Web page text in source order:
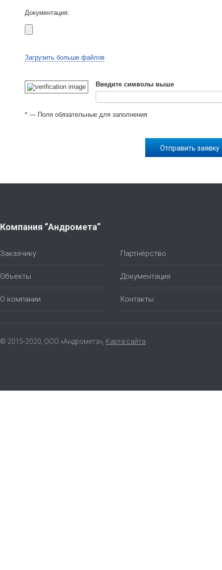
Документация:
Загрузить больше файлов
Введите символы выше
* — Поля обязательные для заполнения
Компания “Андромета”
Заказчику
Объекты
О компании
Партнёрство
Документация
Контакты
© 2015-2020, ООО «Андромета», Карта сайта